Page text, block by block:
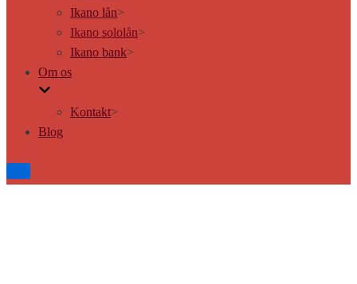
Ikano lån>
Ikano sololån>
Ikano bank>
Om os
Kontakt>
Blog
Tænd/sluk
for